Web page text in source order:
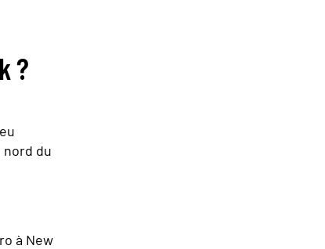
?
nord du
à New